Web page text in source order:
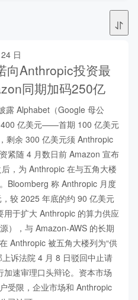
日
向Anthropic投资最
同期加码250亿
露 Alphabet（Google 母公
亿美元——首期 100 亿美元
剩余 300 亿美元须 Anthropic
紧随 4 月数日前 Amazon 宣布
，为 Anthropic 在与五角大楼
Bloomberg 称 Anthropic 月度
较 2025 年底的约 90 亿美元
于扩大 Anthropic 的算力供应
），与 Amazon-AWS 的长期
Anthropic 被五角大楼列为“供
诉法院 4 月 8 日驳回中止请
速审理口头辩论。资本市场
受限，企业市场和 Anthropic